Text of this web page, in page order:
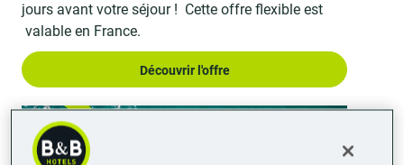
jours avant votre séjour ! Cette offre flexible est
valable en France.
Découvrir l'offre